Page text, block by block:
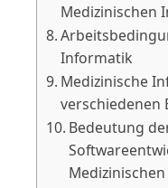
Medizinischen
Informatik
Medizinische
verschiedenen
Bedeutung